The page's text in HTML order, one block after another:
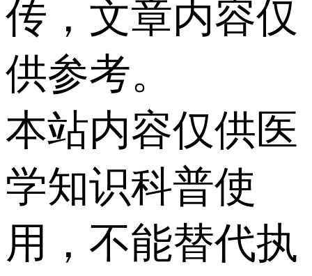
传，文章内容仅
供参考。
本站内容仅供医
学知识科普使
用，不能替代执